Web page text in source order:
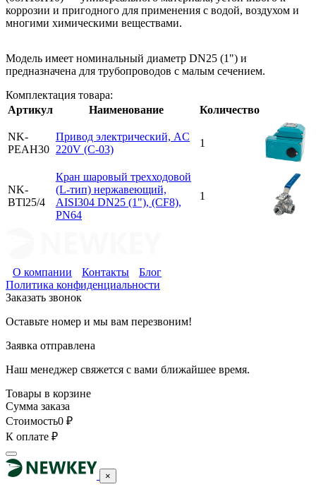
коррозии и пригодного для применения с водой, воздухом и
многими химическими веществами.
Модель имеет номинальный диаметр DN25 (1") и
предназначена для трубопроводов с малым сечением.
Комплектация товара:
Артикул
Наименование Количество
NK-
PEAH30
Привод электрический, AC
220V (C-03)
1
NK-
BTl25/4
Кран шаровый трехходовой
(L-тип) нержавеющий,
AISI304 DN25 (1"), (CF8),
PN64
1
О компании Контакты
Блог
Политика конфиденциальности
Заказать звонок
Оставьте номер и мы вам перезвоним!
Заявка отправлена
Наш менеджер свяжется с вами ближайшее время.
Товары в корзине
Сумма заказа
Стоимость0 ₽
К оплате ₽
×